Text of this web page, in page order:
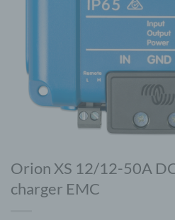
Orion XS 12/12-50A
charger EMC